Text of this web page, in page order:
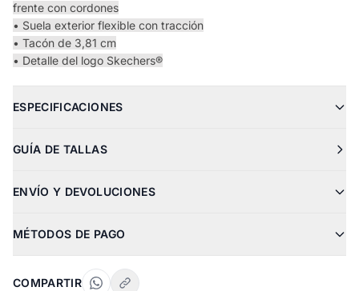
frente con cordones
• Suela exterior flexible con tracción
• Tacón de 3,81 cm
• Detalle del logo Skechers®
ESPECIFICACIONES
GUÍA DE TALLAS
ENVÍO Y DEVOLUCIONES
MÉTODOS DE PAGO
COMPARTIR